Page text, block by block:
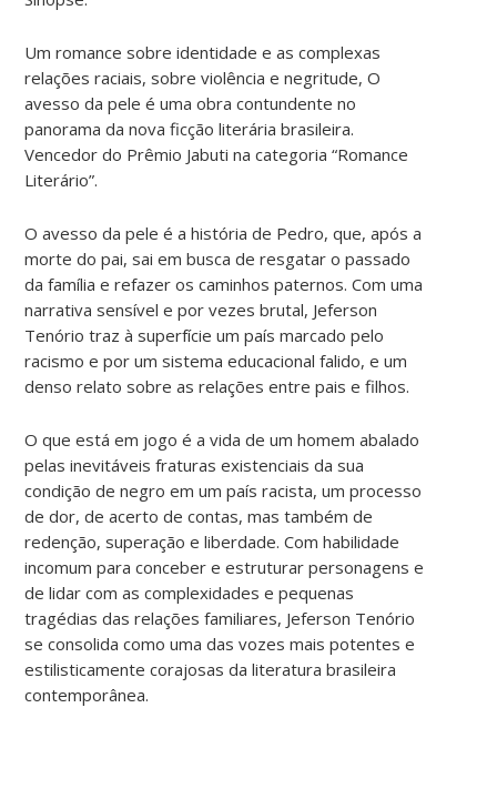
Um romance sobre identidade e as complexas
relações raciais, sobre violência e negritude,O
avesso da pele é uma obra contundente no
panorama da nova ficção literária brasileira.
Vencedor do Prêmio Jabuti na categoria “Romance
Literário”.
O avesso da pele é a história de Pedro, que, após a
morte do pai, sai em busca de resgatar o passado
da família e refazer os caminhos paternos. Com uma
narrativa sensível e por vezes brutal, Jeferson
Tenório traz à superfície um país marcado pelo
racismo e por um sistema educacional falido, e um
denso relato sobre as relações entre pais e filhos.
O que está em jogo é a vida de um homem abalado
pelas inevitáveis fraturas existenciais da sua
condição de negro em um país racista, um processo
de dor, de acerto de contas, mas também de
redenção, superação e liberdade. Com habilidade
incomum para conceber e estruturar personagens e
de lidar com as complexidades e pequenas
tragédias das relações familiares, Jeferson Tenório
se consolida como uma das vozes mais potentes e
estilisticamente corajosas da literatura brasileira
contemporânea.